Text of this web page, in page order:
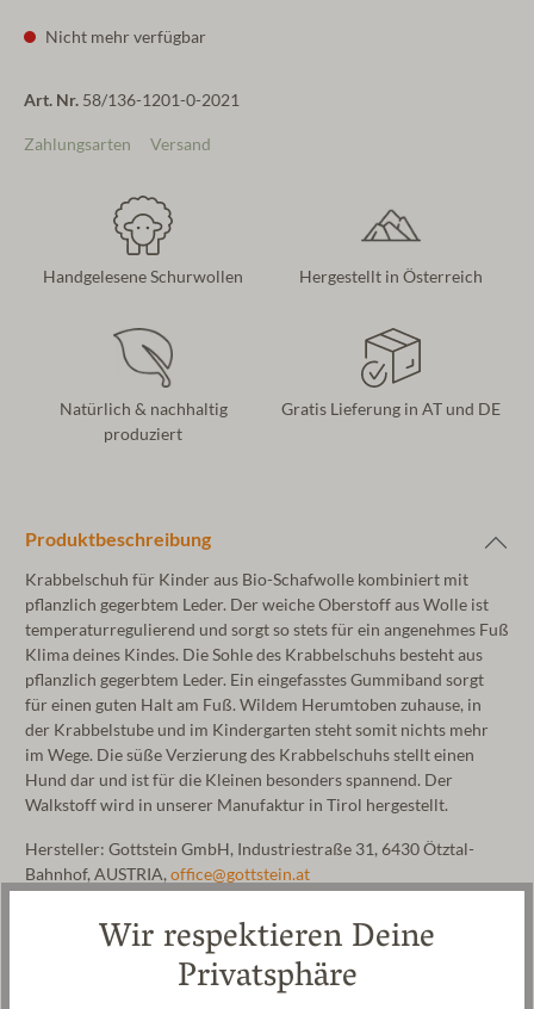
Nicht mehr verfügbar
Art. Nr. 58/136-1201-0-2021
Zahlungsarten Versand
Handgelesene Schurwollen Hergestellt in Österreich
Natürlich & nachhaltig
produziert
Gratis Lieferung in AT und DE
Produktbeschreibung
Krabbelschuh für Kinder aus Bio-Schafwolle kombiniert mit
pflanzlich gegerbtem Leder. Der weiche Oberstoff aus Wolle ist
temperaturregulierend und sorgt so stets für ein angenehmes Fuß
Klima deines Kindes. Die Sohle des Krabbelschuhs besteht aus
pflanzlich gegerbtem Leder. Ein eingefasstes Gummiband sorgt
für einen guten Halt am Fuß. Wildem Herumtoben zuhause, in
der Krabbelstube und im Kindergarten steht somit nichts mehr
im Wege. Die süße Verzierung des Krabbelschuhs stellt einen
Hund dar und ist für die Kleinen besonders spannend. Der
Walkstoff wird in unserer Manufaktur in Tirol hergestellt.
Hersteller: Gottstein GmbH, Industriestraße 31, 6430 Ötztal-
Bahnhof, AUSTRIA, office@gottstein.at
Wir respektieren Deine
Privatsphäre